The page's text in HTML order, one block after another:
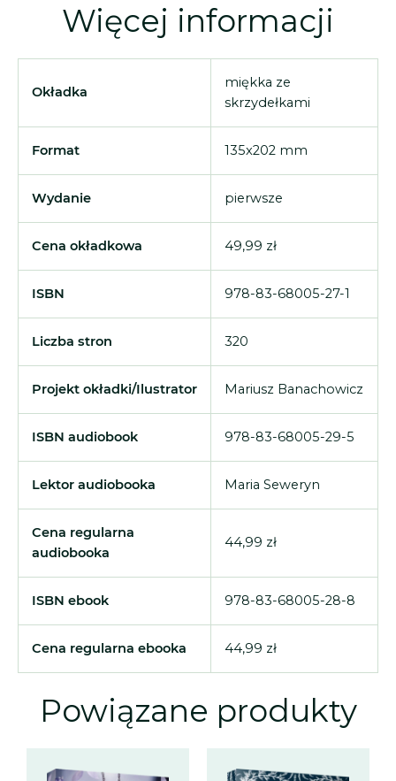
Więcej informacji
Okładka
miękka ze
skrzydełkami
Format 135x202 mm
Wydanie pierwsze
Cena okładkowa 49,99 zł
ISBN 978-83-68005-27-1
Liczba stron 320
Projekt okładki/Ilustrator Mariusz Banachowicz
ISBN audiobook 978-83-68005-29-5
Lektor audiobooka Maria Seweryn
Cena regularna
audiobooka
44,99 zł
ISBN ebook 978-83-68005-28-8
Cena regularna ebooka 44,99 zł
Powiązane produkty
produkt